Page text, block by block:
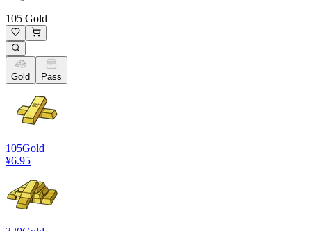
105 Gold
Gold Pass
105Gold
¥6.95